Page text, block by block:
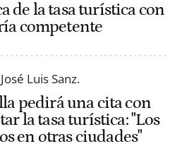
de la tasa turística con
competente
pedirá una cita con
la tasa turística: "Los
en otras ciudades"